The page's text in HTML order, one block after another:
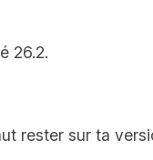
26.2.
rester sur ta